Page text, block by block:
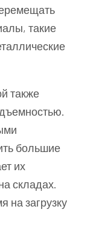
такие
также
большие
их
складах.
на загрузку